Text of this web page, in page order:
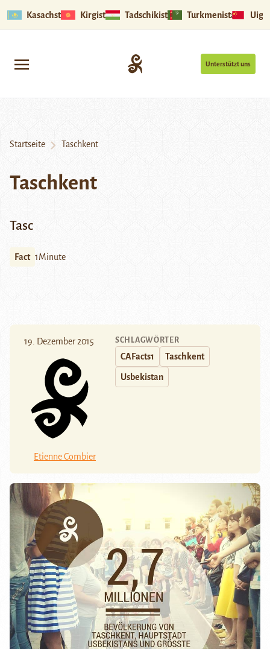
Kasachstan Kirgistan Tadschikistan Turkmenistan
Unterstützt uns
Startseite Taschkent
Taschkent
Tasc
Fact 1Minute
19. Dezember 2015
Etienne Combier
SCHLAGWÖRTER
CAFacts1 Taschkent
Usbekistan